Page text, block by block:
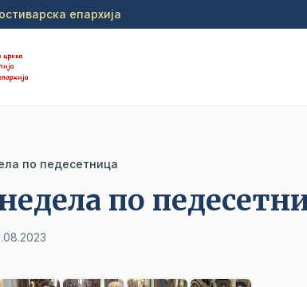
епархија
по педесетница
по